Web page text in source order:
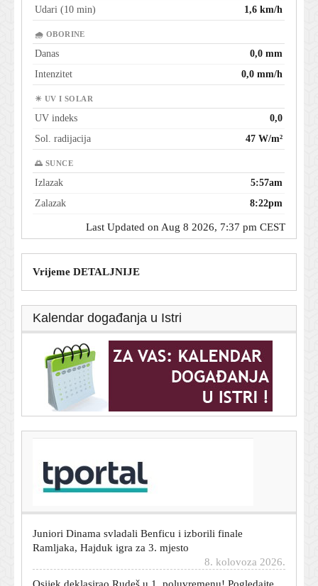
Udari (10 min)
1,6 km/h
🌧 OBORINE
Danas
0,0 mm
Intenzitet
0,0 mm/h
☀ UV I SOLAR
UV indeks
0,0
Sol. radijacija
47 W/m²
🌅 SUNCE
Izlazak
5:57am
Zalazak
8:22pm
Last Updated on Aug 8 2026, 7:37 pm CEST
Vrijeme DETALJNIJE
Kalendar događanja u Istri
Butković razgovarao sa strojovođom: 'Pred mirovinom
je, izbjegao je smrt'
Ramljaka, Hajduk igra za 3. mjesto